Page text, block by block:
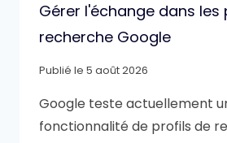
Gérer l'échange dans les
recherche Google
Publié le 5 août 2026
Google teste actuellement
fonctionnalité de profils de